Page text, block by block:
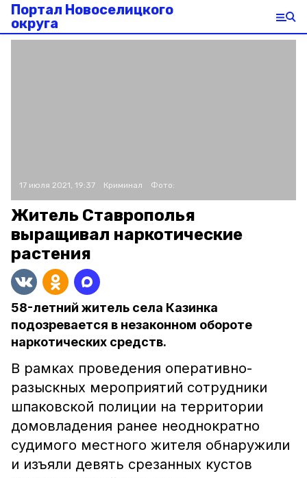
Портал Новоселицкого
округа
17 июля 2021, 19:37 Криминал Фото:
Житель Ставрополья
выращивал наркотические
растения
58-летний житель села Казинка
подозревается в незаконном обороте
наркотических средств.
В рамках проведения оперативно-
разыскных мероприятий сотрудники
шпаковской полиции на территории
домовладения ранее неоднократно
судимого местного жителя обнаружили
и изъяли девять срезанных кустов